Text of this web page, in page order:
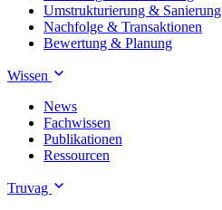
Umstrukturierung & Sanierung
Nachfolge & Transaktionen
Bewertung & Planung
Wissen
News
Fachwissen
Publikationen
Ressourcen
Truvag